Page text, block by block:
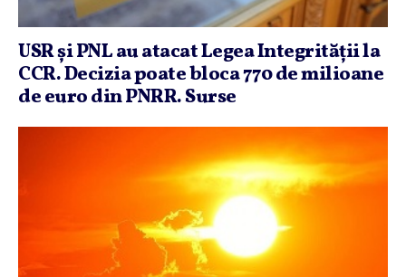
USR şi PNL au atacat Legea Integrităţii la
CCR. Decizia poate bloca 770 de milioane
de euro din PNRR. Surse